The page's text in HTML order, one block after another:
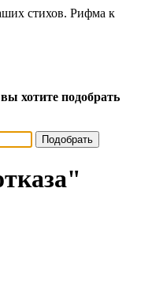
стихов. Рифма к
хотите подобрать
Подобрать